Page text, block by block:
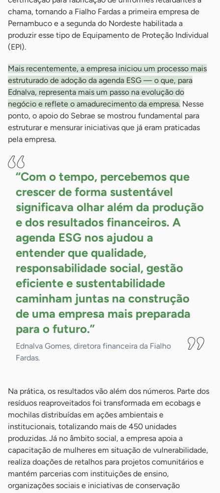
chama, tornando a Fialho Fardas a primeira empresa de
Pernambuco e a segunda do Nordeste habilitada a
produzir esse tipo de Equipamento de Proteção Individual
(EPI).
Mais recentemente, a empresa iniciou um processo mais
estruturado de adoção da agenda ESG — o que, para
Ednalva, representa mais um passo na evolução do
negócio e reflete o amadurecimento da empresa. Nesse
ponto, o apoio do Sebrae se mostrou fundamental para
estruturar e mensurar iniciativas que já eram praticadas
pela empresa.
“Com o tempo, percebemos que
crescer de forma sustentável
significava olhar além da produção
e dos resultados financeiros. A
agenda ESG nos ajudou a
entender que qualidade,
responsabilidade social, gestão
eficiente e sustentabilidade
caminham juntas na construção
de uma empresa mais preparada
para o futuro.”
Ednalva Gomes, diretora financeira da Fialho
Fardas.
Na prática, os resultados vão além dos números. Parte dos
resíduos reaproveitados foi transformada em ecobags e
mochilas distribuídas em ações ambientais e
institucionais, totalizando mais de 450 unidades
produzidas. Já no âmbito social, a empresa apoia a
capacitação de mulheres em situação de vulnerabilidade,
realiza doações de retalhos para projetos comunitários e
mantém parcerias com instituições de ensino,
organizações sociais e iniciativas de conservação